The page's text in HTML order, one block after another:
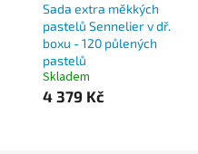
Sada extra měkkých
pastelů Sennelier v dř.
boxu - 120 půlených
pastelů
Skladem
4 379 Kč